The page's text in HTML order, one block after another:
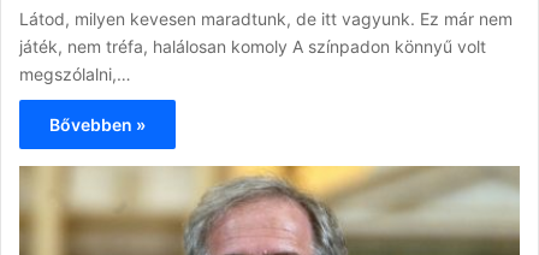
Látod, milyen kevesen maradtunk, de itt vagyunk. Ez már nem
játék, nem tréfa, halálosan komoly A színpadon könnyű volt
megszólalni,…
Bővebben »